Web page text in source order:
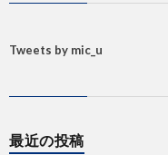
Tweets by mic_u
最近の投稿